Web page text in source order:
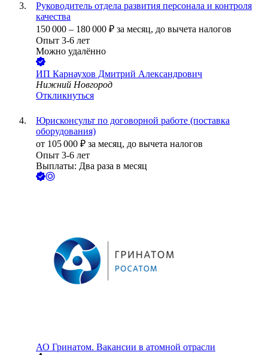
Руководитель отдела развития персонала и контроля
качества
150 000 – 180 000 ₽ за месяц, до вычета налогов
Опыт 3-6 лет
Можно удалённо
ИП Карнаухов Дмитрий Александрович
Нижний Новгород
Откликнуться
Юрисконсульт по договорной работе (поставка
оборудования)
от 105 000 ₽ за месяц, до вычета налогов
Опыт 3-6 лет
Выплаты: Два раза в месяц
АО Гринатом. Вакансии в атомной отрасли